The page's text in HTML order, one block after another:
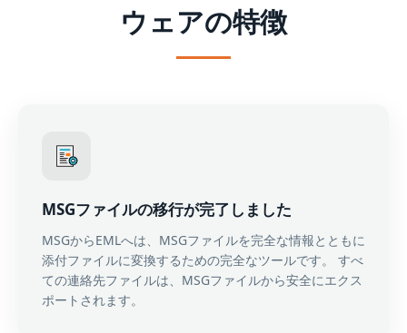
ウェアの特徴
MSGファイルの移行が完了しました
MSGからEMLへは、MSGファイルを完全な情報とともに
添付ファイルに変換するための完全なツールです。 すべ
ての連絡先ファイルは、MSGファイルから安全にエクス
ポートされます。